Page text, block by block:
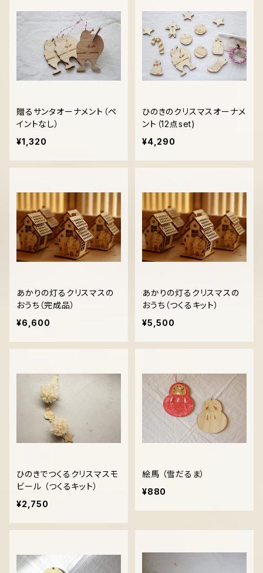
贈るサンタオーナメント（ペ
イントなし）
¥1,320
ひのきのクリスマスオーナメ
ント（12点set)
¥4,290
あかりの灯るクリスマスの
おうち（完成品）
¥6,600
あかりの灯るクリスマスの
おうち（つくるキット）
¥5,500
ひのきでつくるクリスマスモ
ビール （つくるキット）
¥2,750
絵馬 （雪だるま）
¥880